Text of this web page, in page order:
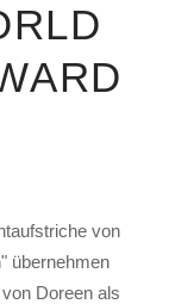
von
übernehmen
Doreen als